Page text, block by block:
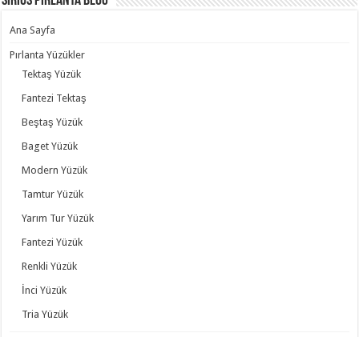
Ana Sayfa
Pırlanta Yüzükler
Tektaş Yüzük
Fantezi Tektaş
Beştaş Yüzük
Baget Yüzük
Modern Yüzük
Tamtur Yüzük
Yarım Tur Yüzük
Fantezi Yüzük
Renkli Yüzük
İnci Yüzük
Tria Yüzük